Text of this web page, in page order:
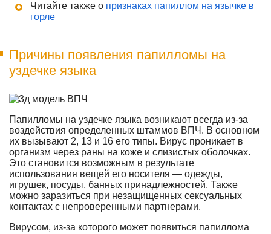
Читайте также о признаках папиллом на язычке в
горле
Причины появления папилломы на
уздечке языка
Папилломы на уздечке языка возникают всегда из-за
воздействия определенных штаммов ВПЧ. В основном
их вызывают 2, 13 и 16 его типы. Вирус проникает в
организм через раны на коже и слизистых оболочках.
Это становится возможным в результате
использования вещей его носителя — одежды,
игрушек, посуды, банных принадлежностей. Также
можно заразиться при незащищенных сексуальных
контактах с непроверенными партнерами.
Вирусом, из-за которого может появиться папиллома